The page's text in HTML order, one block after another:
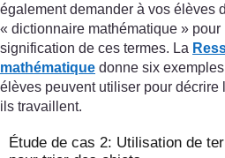
également demander à vos élèves
« dictionnaire mathématique »
signification de ces termes. La
mathématique donne six
élèves peuvent utiliser pour
ils travaillent.
Étude de cas 2: Utilisation de